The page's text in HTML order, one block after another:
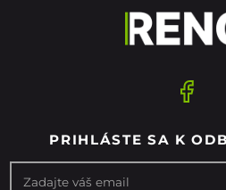
PRIHLÁSTE SA K
Zadajte váš email